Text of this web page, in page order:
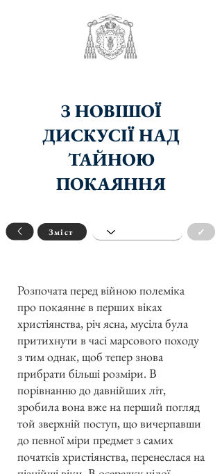
З НОВІШОЇ
ДИСКУСІЇ НАД
ТАЙНОЮ
ПОКАЯННЯ
Зміст ✓
Розпочата перед війною полеміка
про покаяннє в перших віках
христіянства, річ ясна, мусіла була
притихнути в часі марсового походу
з тим однак, щоб тепер знова
прибрати більші розміри. В
порівнанню до давнійших літ,
зробила вона вже на перший погляд
той зверхній поступ, що вичерпавши
до певної міри предмет з самих
початків христіянства, перенеслася на